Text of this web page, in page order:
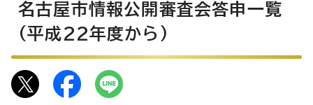
名古屋市情報公開審査会答申一覧
(平成22年度から)